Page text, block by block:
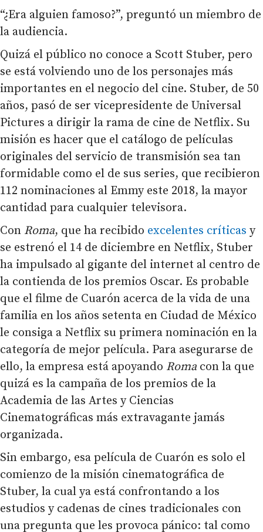
“¿Era alguien famoso?”, preguntó un miembro de
la audiencia.
Quizá el público no conoce a Scott Stuber, pero
se está volviendo uno de los personajes más
importantes en el negocio del cine. Stuber, de 50
años, pasó de ser vicepresidente de Universal
Pictures a dirigir la rama de cine de Netflix. Su
misión es hacer que el catálogo de películas
originales del servicio de transmisión sea tan
formidable como el de sus series, que recibieron
112 nominaciones al Emmy este 2018, la mayor
cantidad para cualquier televisora.
Con Roma, que ha recibido excelentes críticas y
se estrenó el 14 de diciembre en Netflix, Stuber
ha impulsado al gigante del internet al centro de
la contienda de los premios Oscar. Es probable
que el filme de Cuarón acerca de la vida de una
familia en los años setenta en Ciudad de México
le consiga a Netflix su primera nominación en la
categoría de mejor película. Para asegurarse de
ello, la empresa está apoyando Roma con la que
quizá es la campaña de los premios de la
Academia de las Artes y Ciencias
Cinematográficas más extravagante jamás
organizada.
Sin embargo, esa película de Cuarón es solo el
comienzo de la misión cinematográfica de
Stuber, la cual ya está confrontando a los
estudios y cadenas de cines tradicionales con
una pregunta que les provoca pánico: tal como